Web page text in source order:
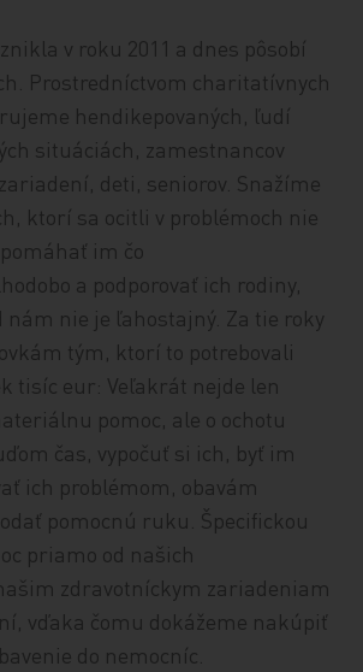
v roku 2011 a dnes pôsobí
Prostredníctvom charitatívnych
hendikepovaných, ľudí
situáciách, zamestnancov
deti, seniorov. Snažíme
ktorí sa ocitli v problémoch nie
im čo
a podporovať ich rodiny,
nám nie je ľahostajný. Za tie roky
tým, ktorí to potrebovali
tisíc eur: Veľakrát nejde len
pomoc, ale o ochotu
čas, vypočuť si ich, byť im
ich problémom, obavám
pomocnú ruku. Špecifickou
priamo od našich
zdravotníckym zariadeniam
vďaka čomu dokážeme nakúpiť
do nemocníc.